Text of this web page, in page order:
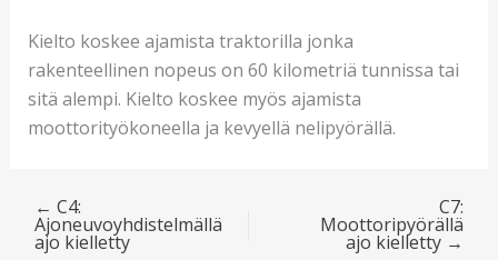
Kielto koskee ajamista traktorilla jonka
rakenteellinen nopeus on 60 kilometriä tunnissa tai
sitä alempi. Kielto koskee myös ajamista
moottorityökoneella ja kevyellä nelipyörällä.
← C4:
Ajoneuvoyhdistelmällä
ajo kielletty
C7:
Moottoripyörällä
ajo kielletty →